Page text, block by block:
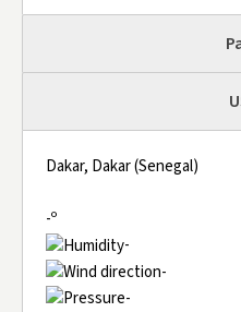
Dakar, Dakar (Senegal)
-º
-
-
-